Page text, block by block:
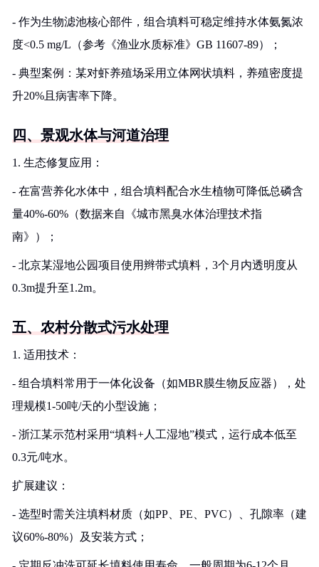
- 作为生物滤池核心部件，组合填料可稳定维持水体氨氮浓
度<0.5 mg/L（参考《渔业水质标准》GB 11607-89）；
- 典型案例：某对虾养殖场采用立体网状填料，养殖密度提
升20%且病害率下降。
四、景观水体与河道治理
1. 生态修复应用：
- 在富营养化水体中，组合填料配合水生植物可降低总磷含
量40%-60%（数据来自《城市黑臭水体治理技术指
南》）；
- 北京某湿地公园项目使用辫带式填料，3个月内透明度从
0.3m提升至1.2m。
五、农村分散式污水处理
1. 适用技术：
- 组合填料常用于一体化设备（如MBR膜生物反应器），处
理规模1-50吨/天的小型设施；
- 浙江某示范村采用“填料+人工湿地”模式，运行成本低至
0.3元/吨水。
扩展建议：
- 选型时需关注填料材质（如PP、PE、PVC）、孔隙率（建
议60%-80%）及安装方式；